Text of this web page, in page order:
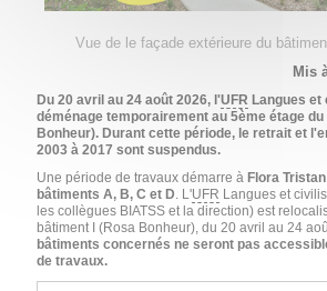
Vue de le façade extérieure du
Mis
Du 20 avril au 24 août 2026, l'UFR Langues et
déménage temporairement au 5ème étage du
Bonheur). Durant cette période, le retrait et
2003 à 2017 sont suspendus.
Une période de travaux démarre àFlora Tristan
bâtiments A, B, C et D . L'UFR Langues et
les collègues BIATSS et la direction) est
bâtiment I (Rosa Bonheur), du 20 avril au 24
bâtiments concernés ne seront pas
de travaux.